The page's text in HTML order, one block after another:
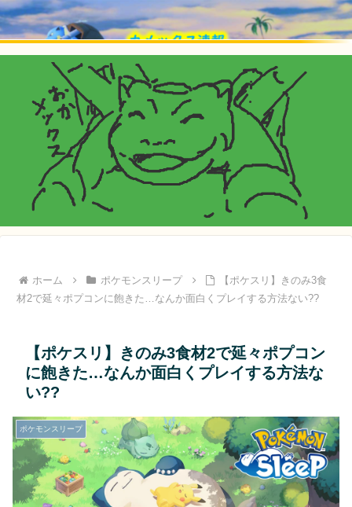
ホーム ポケモンスリープ
【ポケスリ】きのみ3食
材2で延々ポプコンに飽きた…なんか面白くプレイする方法ない??
【ポケスリ】きのみ3食材2で延々ポプコン
に飽きた…なんか面白くプレイする方法な
い??
ポケモンスリープ